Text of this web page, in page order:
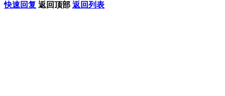
快速回复 返回顶部 返回列表